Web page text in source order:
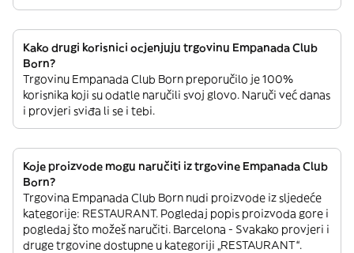
Kako drugi korisnici ocjenjuju trgovinu Empanada Club
Born?
Trgovinu Empanada Club Born preporučilo je 100%
korisnika koji su odatle naručili svoj glovo. Naruči već danas
i provjeri sviđa li se i tebi.
Koje proizvode mogu naručiti iz trgovine Empanada Club
Born?
Trgovina Empanada Club Born nudi proizvode iz sljedeće
kategorije: RESTAURANT. Pogledaj popis proizvoda gore i
pogledaj što možeš naručiti. Barcelona - Svakako provjeri i
druge trgovine dostupne u kategoriji „RESTAURANT“.